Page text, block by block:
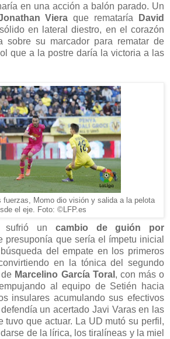
en una acción a balón parado. Un
Viera que remataría
David
en lateral diestro, en el corazón
sobre su marcador para rematar de
que a la postre daría la victoria a las
fuerzas, Momo dio visión y salida a la pelota
el eje. Foto: ©LFP.es
sufrió un cambio de guión por
presuponía que sería el ímpetu inicial
del empate en los primeros
en la tónica del segundo
Marcelino García Toral , con más o
al equipo de Setién hacia
insulares acumulando sus efectivos
un acertado Javi Varas en las
tuvo que actuar. La UD mutó su perfil,
de la lírica, los tiralíneas y la miel